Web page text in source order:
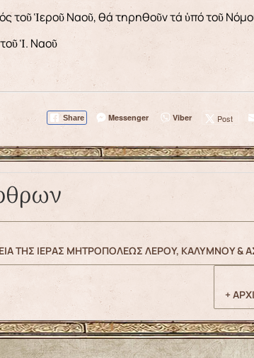
τοῦ Ἱεροῦ Ναοῦ, θά τηρηθοῦν τά ὑπό τοῦ
Ἱ. Ναοῦ
Share Messenger Viber Post
ΤΗΣ ΙΕΡΑΣ ΜΗΤΡΟΠΟΛΕΩΣ ΛΕΡΟΥ, ΚΑΛΥΜΝΟΥ &
+